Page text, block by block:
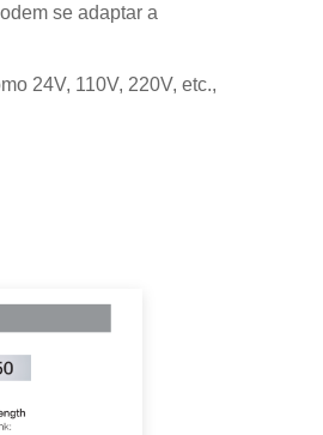
se adaptar a
24V, 110V, 220V, etc.,